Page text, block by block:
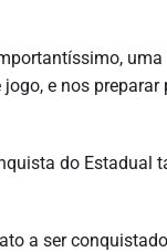
e nos preparar
do Estadual
a ser